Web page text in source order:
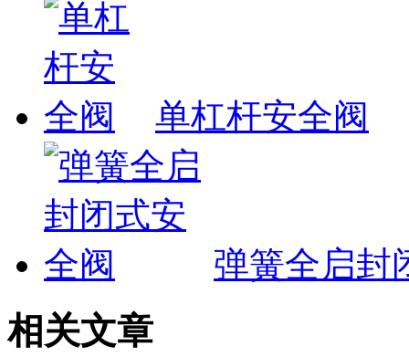
单杠杆安全阀
弹簧全启封
相关文章